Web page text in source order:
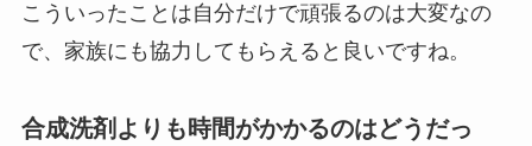
こういったことは自分だけで頑張るのは大変なの
で、家族にも協力してもらえると良いですね。
合成洗剤よりも時間がかかるのはどうだっ